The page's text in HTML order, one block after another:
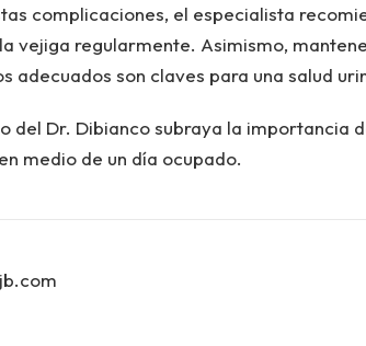
complicaciones, el especialista
vejiga regularmente. Asimismo,
adecuados son claves para una salud
del Dr. Dibianco subraya la importancia
medio de un día ocupado.